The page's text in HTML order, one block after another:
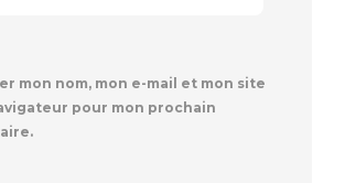
mon nom, mon e-mail et mon site
pour mon prochain